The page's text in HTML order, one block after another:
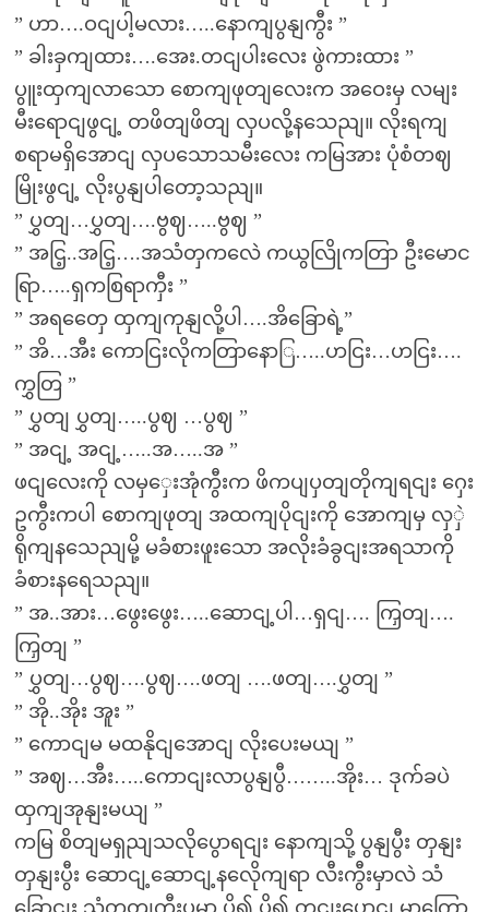
” ဟာ….ဝငျပါ့မလား…..နောကျပွနျကွီး ”
” ခါးခှကျထား….အေး.တငျပါးလေး ဖွဲကားထား ”
ပွူးထှကျလာသော စောကျဖုတျလေးက အဝေးမှ လမျး
မီးရောငျဖွငျ့ တဖိတျဖိတျ လှပလို့နသေညျ။ လိုးရကျ
စရာမရှိအောငျ လှပသောသမီးလေး ကမြအား ပုံစံတဈ
မြိုးဖွငျ့ လိုးပွနျပါတော့သညျ။
” ပွှတျ…ပွှတျ….ဗွဈ…..ဗွဈ ”
” အငြ့..အငြ့….အသံတှကလေဲ ကယွလြိုကတြာ ဦးမောင
ရြာ…..ရှကစြရာကှီး ”
” အရတှေေ ထှကျကုနျလို့ပါ….အိခြောရဲ့”
” အိ…အီး ကောငြးလိုကတြာနောြ…..ဟငြး…ဟငြး….
ကွှတြ ”
” ပွှတျ ပွှတျ…..ပွဈ …ပွဈ ”
” အငျ့ အငျ့…..အ…..အ ”
ဖငျလေးကို လမှှေးအုံကွီးက ဖိကပျပှတျတိုကျရငျး ဂှေး
ဥကွီးကပါ စောကျဖုတျ အထကျပိုငျးကို အောကျမှ လှှဲ
ရိုကျနသေညျမို့ မခံစားဖူးသော အလိုးခံခွငျးအရသာကို
ခံစားနရေသညျ။
” အ..အား…ဖွေးဖွေး…..ဆောငျ့ပါ…ရှငျ…. ကြှတျ….
ကြှတျ ”
” ပွှတျ…ပွဈ….ပွဈ….ဖတျ ….ဖတျ….ပွှတျ ”
” အို..အိုး အူး ”
” ကောငျမ မထနိုငျအောငျ လိုးပေးမယျ ”
” အဈ…အီး…..ကောငျးလာပွနျပွီ……..အိုး… ဒုက်ခပဲ
ထှကျအုနျးမယျ ”
ကမြ စိတျမရှညျသလိုပွောရငျး နောကျသို့ ပွနျပွီး တှနျး
တှနျးပွီး ဆောငျ့ဆောငျ့နလေိုကျရာ လီးကွီးမှာလဲ သံ
ခြောငျး သံတုတျကွီးပမာ ပို၍ ပို၍ တငျးပွောငျ မာကြော